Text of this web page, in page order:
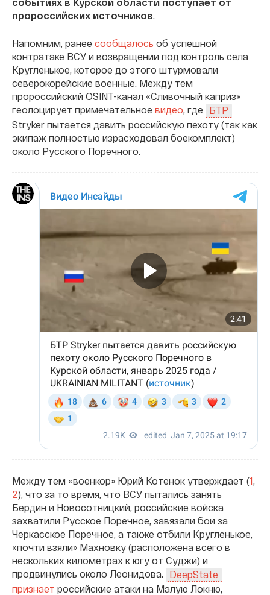
пророссийских источников.
Напомним, ранее сообщалось об успешной
контратаке ВСУ и возвращении под контроль села
Кругленькое, которое до этого штурмовали
северокорейские военные. Между тем
пророссийский OSINT-канал «Сливочный каприз»
геолоцирует примечательное видео, где
БТР
Stryker пытается давить российскую пехоту (так как
экипаж полностью израсходовал боекомплект)
около Русского Поречного.
Между тем «военкор» Юрий Котенок утверждает (1,
2), что за то время, что ВСУ пытались занять
Бердин и Новосотницкий, российские войска
захватили Русское Поречное, завязали бои за
Черкасское Поречное, а также отбили Кругленькое,
«почти взяли» Махновку (расположена всего в
нескольких километрах к югу от Суджи) и
продвинулись около Леонидова.
DeepState
признает российские атаки на Малую Локню,